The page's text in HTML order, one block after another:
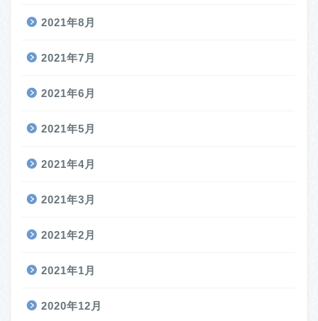
2021年8月
2021年7月
2021年6月
2021年5月
2021年4月
2021年3月
2021年2月
2021年1月
2020年12月